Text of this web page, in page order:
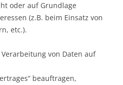
oder auf Grundlage
(z.B. beim Einsatz von
etc.).
von Daten auf
beauftragen,